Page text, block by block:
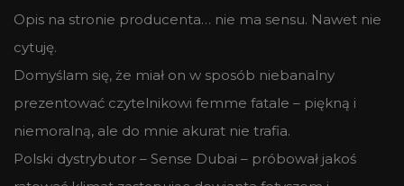
Opis na stronie producenta… nie ma sensu. Nawet nie
cytuję.
Domyślam się, że miał on w sposób niebanalny
prezentować czytelnikowi femme fatale – piękną i
niemoralną, ale do mnie akurat nie trafia.
Polski dystrybutor – Sense Dubai – próbował jakoś